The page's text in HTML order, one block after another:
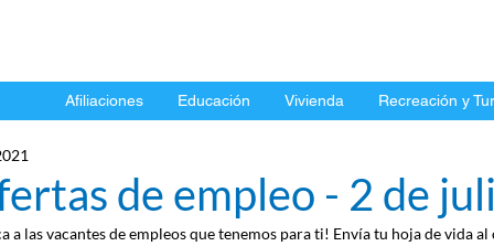
Afiliaciones Educación Vivienda Recreación y
de empleo - 2 de
a las vacantes de empleos que tenemos para ti! Envía tu hoja de vida